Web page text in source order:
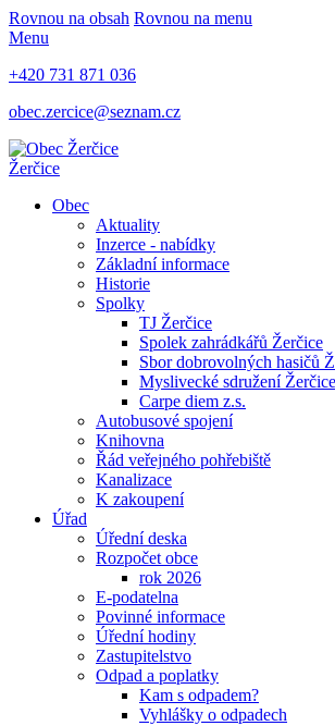
Rovnou na obsah Rovnou na menu
Menu
+420 731 871 036
obec.zercice@seznam.cz
Žerčice
Obec
Aktuality
Inzerce - nabídky
Základní informace
Historie
Spolky
TJ Žerčice
Spolek zahrádkářů Žerčice
Sbor dobrovolných hasičů
Myslivecké sdružení
Carpe diem z.s.
Autobusové spojení
Knihovna
Řád veřejného pohřebiště
Kanalizace
K zakoupení
Úřad
Úřední deska
Rozpočet obce
rok 2026
E-podatelna
Povinné informace
Úřední hodiny
Zastupitelstvo
Odpad a poplatky
Kam s odpadem?
Vyhlášky o odpadech